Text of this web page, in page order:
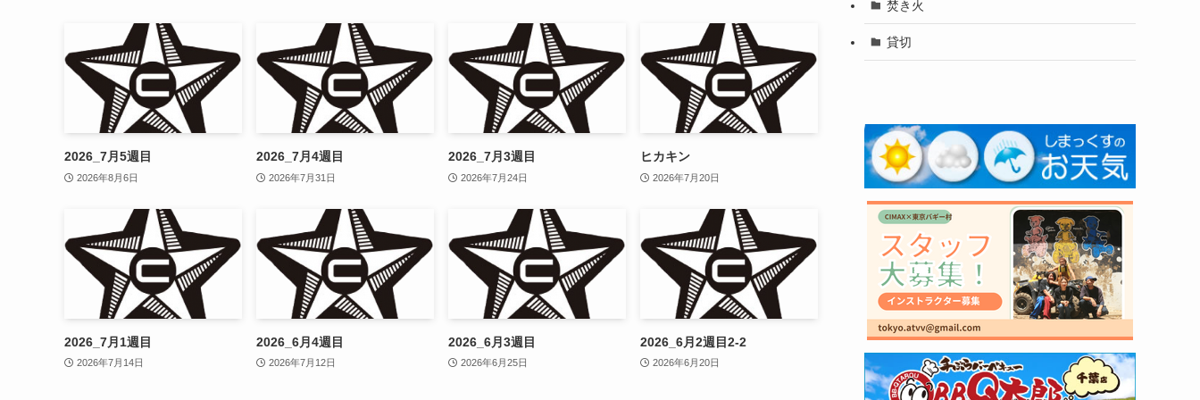
2026_7月5週目
2026年8月6日
2026_7月4週目
2026年7月31日
2026_7月3週目
2026年7月24日
ヒカキン
2026年7月20日
2026_7月1週目
2026年7月14日
2026_6月4週目
2026年7月12日
2026_6月3週目
2026年6月25日
2026_6月2週目2-2
2026年6月20日
焚き火
貸切